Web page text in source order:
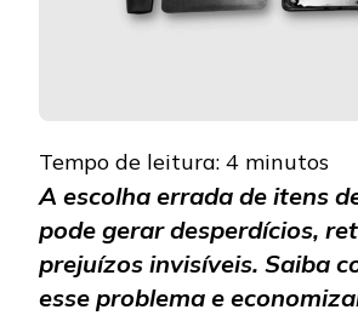
Tempo de leitura: 4 minutos
A escolha errada de itens
pode gerar desperdícios,
prejuízos invisíveis. Saiba
esse problema e